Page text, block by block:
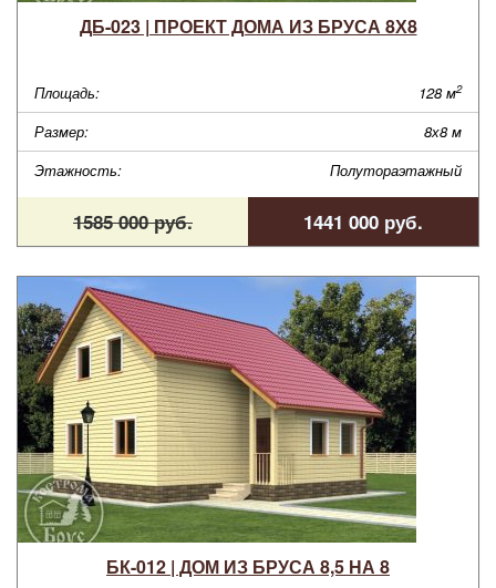
ДБ-023 | ПРОЕКТ ДОМА ИЗ БРУСА 8Х8
Площадь: 128 м2
Размер:
8х8 м
Этажность:
Полутораэтажный
1585 000 руб. 1441 000 руб.
БК-012 | ДОМ ИЗ БРУСА 8,5 НА 8